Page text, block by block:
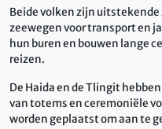
Beide volken zijn
zeewegen voor transport en
hun buren en bouwen lange
reizen.
De Haida en de Tlingit
van totems en ceremoniële
worden geplaatst om aan te